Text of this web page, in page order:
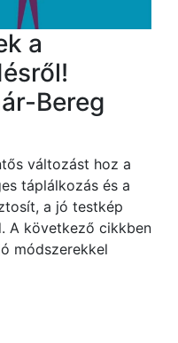
a
Bereg
változást hoz a
táplálkozás és a
a jó testkép
A következő cikkben
módszerekkel